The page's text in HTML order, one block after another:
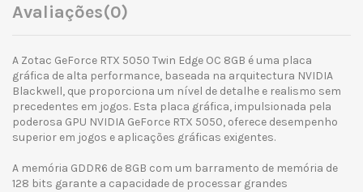
Avaliações(0)
A Zotac GeForce RTX 5050 Twin Edge OC 8GB é uma placa
gráfica de alta performance, baseada na arquitectura NVIDIA
Blackwell, que proporciona um nível de detalhe e realismo sem
precedentes em jogos. Esta placa gráfica, impulsionada pela
poderosa GPU NVIDIA GeForce RTX 5050, oferece desempenho
superior em jogos e aplicações gráficas exigentes.
A memória GDDR6 de 8GB com um barramento de memória de
128 bits garante a capacidade de processar grandes